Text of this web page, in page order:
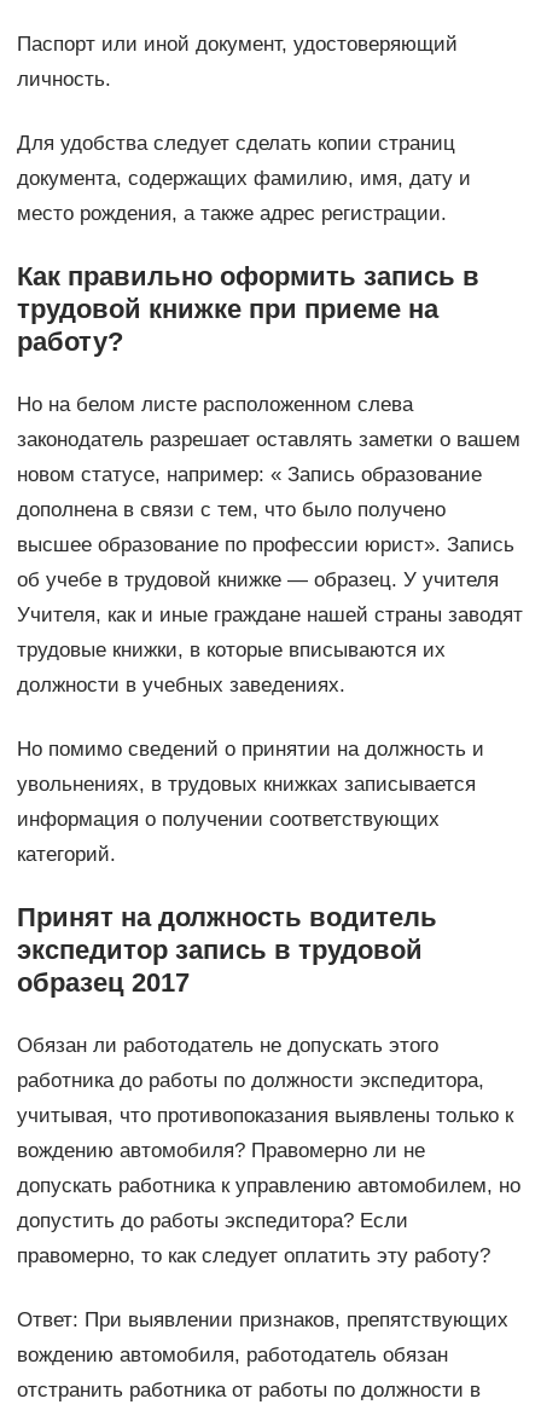
Паспорт или иной документ, удостоверяющий
личность.
Для удобства следует сделать копии страниц
документа, содержащих фамилию, имя, дату и
место рождения, а также адрес регистрации.
Как правильно оформить запись в
трудовой книжке при приеме на
работу?
Но на белом листе расположенном слева
законодатель разрешает оставлять заметки о вашем
новом статусе, например: « Запись образование
дополнена в связи с тем, что было получено
высшее образование по профессии юрист». Запись
об учебе в трудовой книжке — образец. У учителя
Учителя, как и иные граждане нашей страны заводят
трудовые книжки, в которые вписываются их
должности в учебных заведениях.
Но помимо сведений о принятии на должность и
увольнениях, в трудовых книжках записывается
информация о получении соответствующих
категорий.
Принят на должность водитель
экспедитор запись в трудовой
образец 2017
Обязан ли работодатель не допускать этого
работника до работы по должности экспедитора,
учитывая, что противопоказания выявлены только к
вождению автомобиля? Правомерно ли не
допускать работника к управлению автомобилем, но
допустить до работы экспедитора? Если
правомерно, то как следует оплатить эту работу?
Ответ: При выявлении признаков, препятствующих
вождению автомобиля, работодатель обязан
отстранить работника от работы по должности в